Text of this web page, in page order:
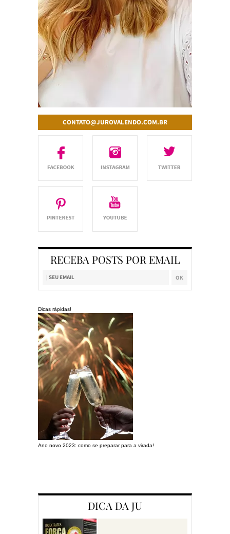
CONTATO@JUROVALENDO.COM.BR
RECEBA POSTS POR EMAIL
Dicas rápidas!
Ano novo 2023: como se preparar para a virada!
DICA DA JU